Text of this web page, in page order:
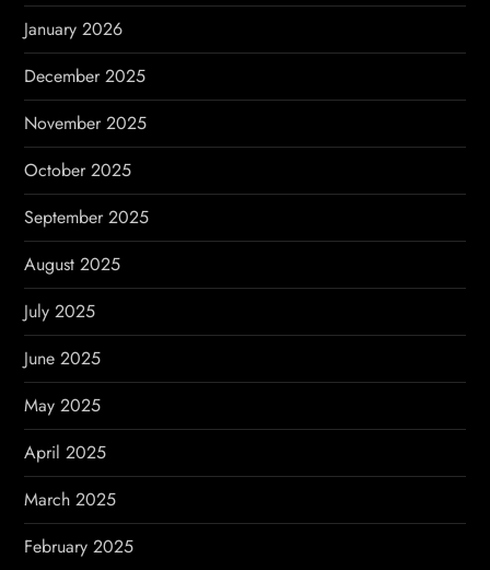
January 2026
December 2025
November 2025
October 2025
September 2025
August 2025
July 2025
June 2025
May 2025
April 2025
March 2025
February 2025